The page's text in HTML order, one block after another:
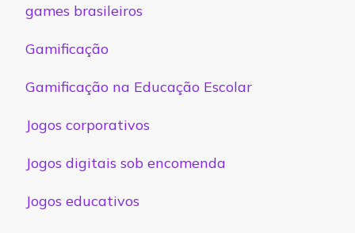
games brasileiros
Gamificação
Gamificação na Educação Escolar
Jogos corporativos
Jogos digitais sob encomenda
Jogos educativos